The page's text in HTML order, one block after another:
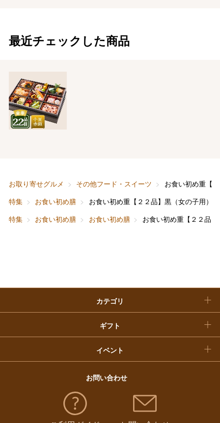
最近チェックした商品
お取り寄せグルメ その他フード・スイーツ
お食い初め重【
特集
お食い初め膳
お食い初め重【２２品】黒（女の子用）
特集
お食い初め膳 お食い初め膳 お食い初め重【２２品
カテゴリ
ベビー＆キッズ
ギフト
お香典返し
快気祝い
イベント
バレンタインチョコレート
お中元
敬老の日
福袋
お問い合わせ